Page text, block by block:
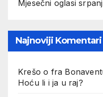
Mjesečni oglasi
Najnoviji Komentari
Krešo o fra
Hoću li i ja u raj?